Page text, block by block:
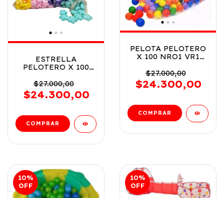
ESTRELLA
PELOTERO X 100
PLT100ES COLORES
PASTEL
$27.000,00
$24.300,00
PELOTA PELOTERO
X 100 NRO1 VR1
PRIMARIOS
$27.000,00
$24.300,00
10%
OFF
10%
OFF